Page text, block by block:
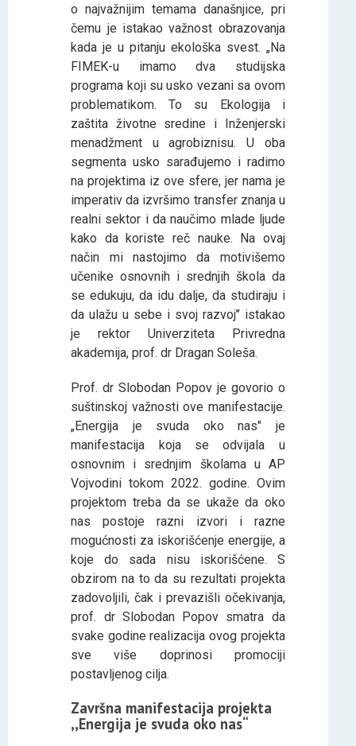
o najvažnijim temama današnjice, pri
čemu je istakao važnost obrazovanja
kada je u pitanju ekološka svest. „Na
FIMEK-u imamo dva studijska
programa koji su usko vezani sa ovom
problematikom. To su Ekologija i
zaštita životne sredine i Inženjerski
menadžment u agrobiznisu. U oba
segmenta usko sarađujemo i radimo
na projektima iz ove sfere, jer nama je
imperativ da izvršimo transfer znanja u
realni sektor i da naučimo mlade ljude
kako da koriste reč nauke. Na ovaj
način mi nastojimo da motivišemo
učenike osnovnih i srednjih škola da
se edukuju, da idu dalje, da studiraju i
da ulažu u sebe i svoj razvoj’’ istakao
je rektor Univerziteta Privredna
akademija, prof. dr Dragan Soleša.
Prof. dr Slobodan Popov je govorio o
suštinskoj važnosti ove manifestacije.
„Energija je svuda oko nas" je
manifestacija koja se odvijala u
osnovnim i srednjim školama u AP
Vojvodini tokom 2022. godine. Ovim
projektom treba da se ukaže da oko
nas postoje razni izvori i razne
mogućnosti za iskorišćenje energije, a
koje do sada nisu iskorišćene. S
obzirom na to da su rezultati projekta
zadovoljili, čak i prevazišli očekivanja,
prof. dr Slobodan Popov smatra da
svake godine realizacija ovog projekta
sve više doprinosi promociji
postavljenog cilja.
Završna manifestacija projekta
,,Energija je svuda oko nas“